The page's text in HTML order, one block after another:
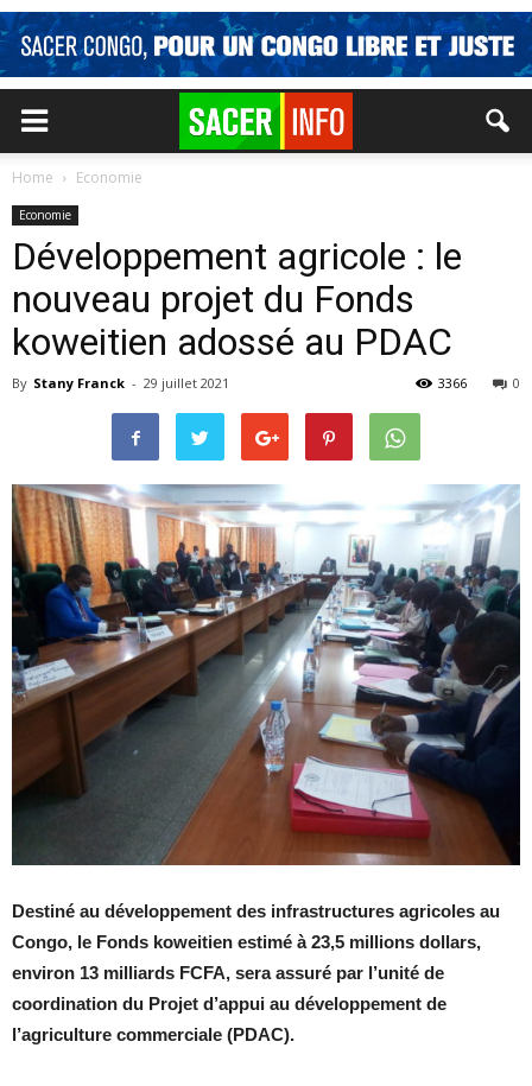
Home Economie
Economie
Développement agricole : le
nouveau projet du Fonds
koweitien adossé au PDAC
By Stany Franck - 29 juillet 2021 0
3366
Destiné au développement des infrastructures agricoles au
Congo, le Fonds koweitien estimé à 23,5 millions dollars,
environ 13 milliards FCFA, sera assuré par l’unité de
coordination du Projet d’appui au développement de
l’agriculture commerciale (PDAC).